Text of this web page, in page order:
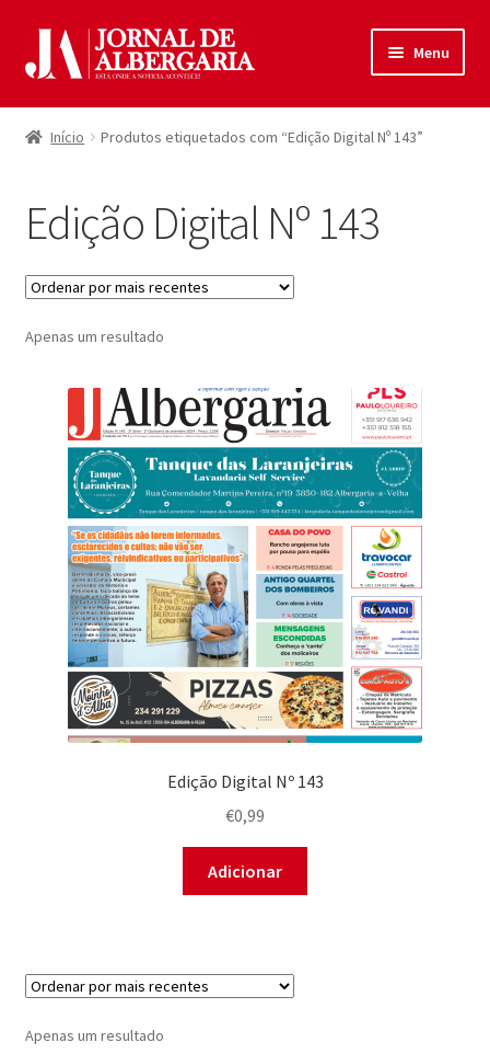
para
Saltar
para
Menu
Início
Política de Privacidade
Termos e Condições
Contactos
Entrar
Registar
Início Produtos etiquetados com “Edição Digital Nº 143”
Edição Digital Nº 143
Apenas um resultado
Edição Digital Nº 143
€0,99
Adicionar
Apenas um resultado